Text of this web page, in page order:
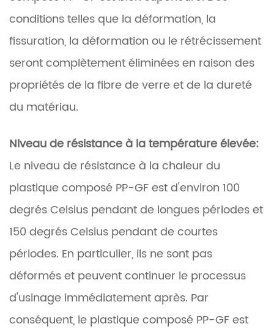
conditions telles que la déformation, la
fissuration, la déformation ou le rétrécissement
seront complètement éliminées en raison des
propriétés de la fibre de verre et de la dureté
du matériau.
Niveau de résistance à la température élevée:
Le niveau de résistance à la chaleur du
plastique composé PP-GF est d'environ 100
degrés Celsius pendant de longues périodes et
150 degrés Celsius pendant de courtes
périodes. En particulier, ils ne sont pas
déformés et peuvent continuer le processus
d'usinage immédiatement après. Par
conséquent, le plastique composé PP-GF est